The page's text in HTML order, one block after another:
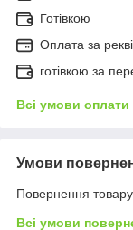
Готівкою
Оплата за
готівкою за
Всі умови оплати
Умови
Повернення
Всі умови